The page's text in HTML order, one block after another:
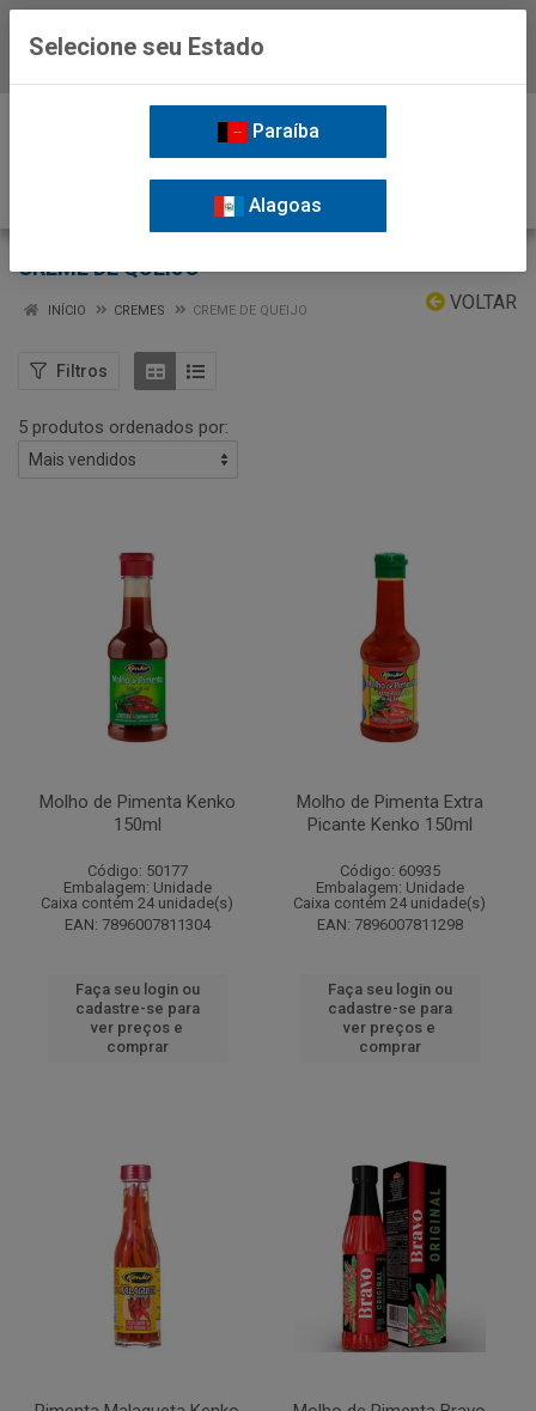
CREME DE QUEIJO
VOLTAR
INÍCIO CREMES CREME DE QUEIJO
Filtros
5 produtos ordenados por:
Molho de Pimenta Kenko
150ml
Código: 50177
Embalagem: Unidade
Caixa contém 24 unidade(s)
EAN: 7896007811304
Faça seu login ou
cadastre-se para
ver preços e
comprar
Molho de Pimenta Extra
Picante Kenko 150ml
Código: 60935
Embalagem: Unidade
Caixa contém 24 unidade(s)
EAN: 7896007811298
Faça seu login ou
cadastre-se para
ver preços e
comprar
Selecione seu Estado
Paraíba
Alagoas